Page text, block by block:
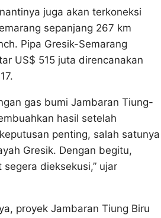
juga akan terkoneksi
sepanjang 267 km
Pipa Gresik-Semarang
US$ 515 juta direncanakan
gas bumi Jambaran Tiung-
hasil setelah
penting, salah satunya
Gresik. Dengan begitu,
dieksekusi,” ujar
proyek Jambaran Tiung Biru